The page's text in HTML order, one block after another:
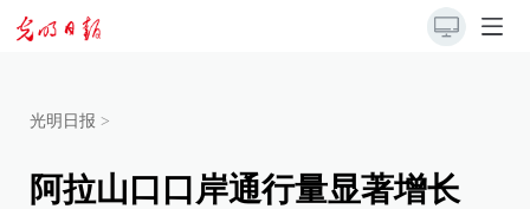
光明日报 >
阿拉山口口岸通行量显著增长